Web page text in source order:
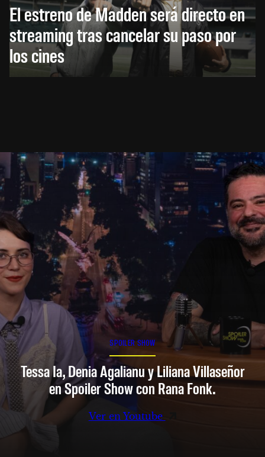
El estreno de Madden será directo en
streaming tras cancelar su paso por
los cines
SPOILER SHOW
Tessa Ia, Denia Agalianu y Liliana Villaseñor
en Spoiler Show con Rana Fonk.
Ver en Youtube